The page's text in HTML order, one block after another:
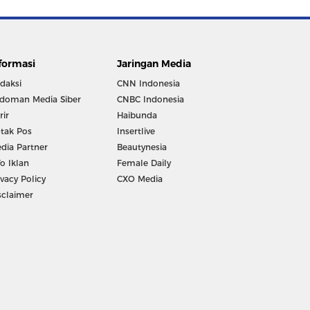
Media Siber
Pos
Partner
Iklan
Policy
Jaringan Media
CNN Indonesia
CNBC Indonesia
Haibunda
Insertlive
Beautynesia
Female Daily
CXO Media